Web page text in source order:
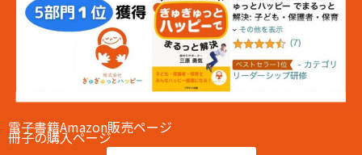
電子書籍Amazon販売ページ
冊子の購入ページ